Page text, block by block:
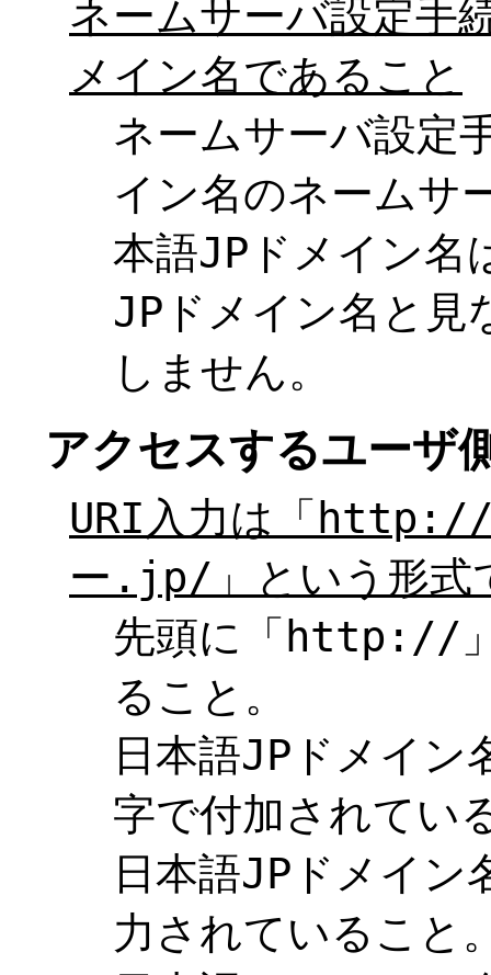
ネームサーバ設定手
メイン名であること
ネームサーバ設定
イン名のネームサ
本語JPドメイン名
JPドメイン名と見
しません。
アクセスするユーザ
URI入力は「http://
ー.jp/」という形式
先頭に「http://」
ること。
日本語JPドメイ
字で付加されてい
日本語JPドメイン
力されていること